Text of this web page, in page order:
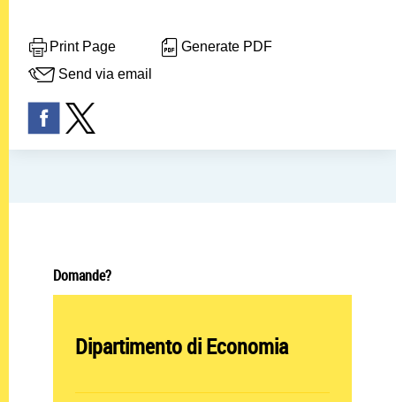
Print Page
Generate PDF
Send via email
Domande?
Abteilung öffnen:
Dipartimento di Economia